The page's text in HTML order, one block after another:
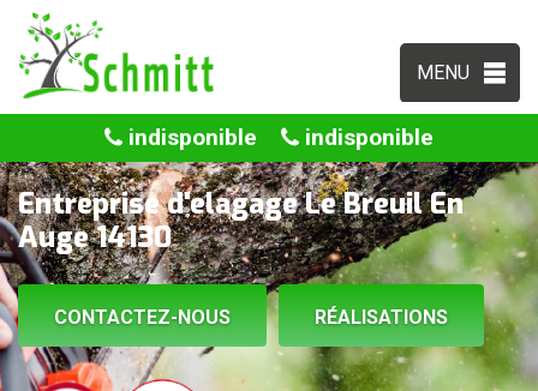
MENU
indisponible indisponible
Entreprise d'elagage Le Breuil En
Auge 14130
CONTACTEZ-NOUS RÉALISATIONS